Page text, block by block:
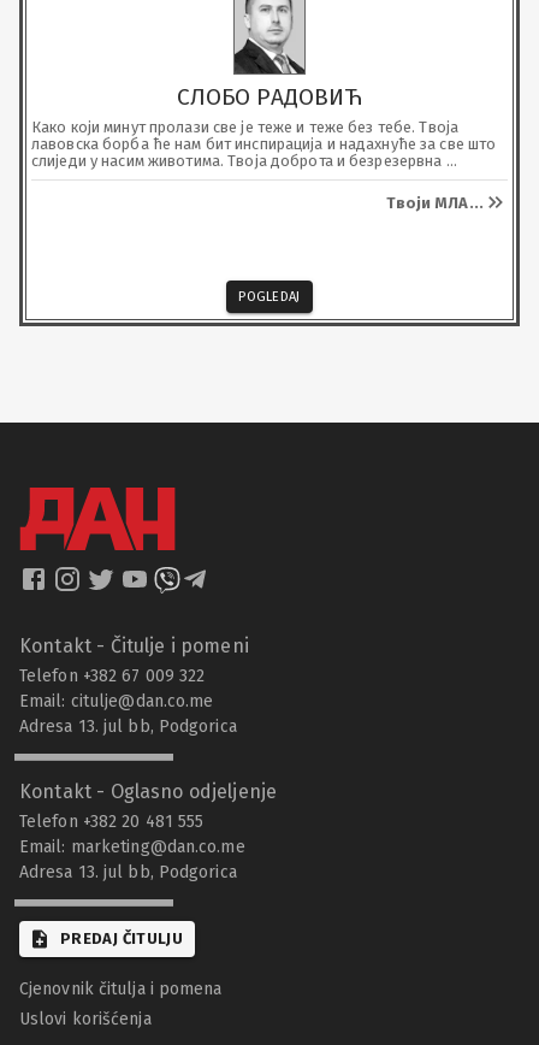
СЛОБО РАДОВИЋ
Како који минут пролази све је теже и теже без тебе. Твоја
лавовска борба ће нам бит инспирација и надахнуће за све што
слиједи у насим животима. Твоја доброта и безрезервна
подршка у свему ће нам бити звијезда водиља кроз живот. Знај
да док је нас твоја Хелена никад неће бити сама. Хвала ти на
свему. Недостајеш данас, недостајаћеш сјутра, недостајаћеш
Твоји МЛА...
POGLEDAJ
Kontakt - Čitulje i pomeni
Telefon +382 67 009 322
Email: citulje@dan.co.me
Adresa 13. jul bb, Podgorica
Kontakt - Oglasno odjeljenje
Telefon +382 20 481 555
Email: marketing@dan.co.me
Adresa 13. jul bb, Podgorica
PREDAJ ČITULJU
Cjenovnik čitulja i pomena
Uslovi korišćenja